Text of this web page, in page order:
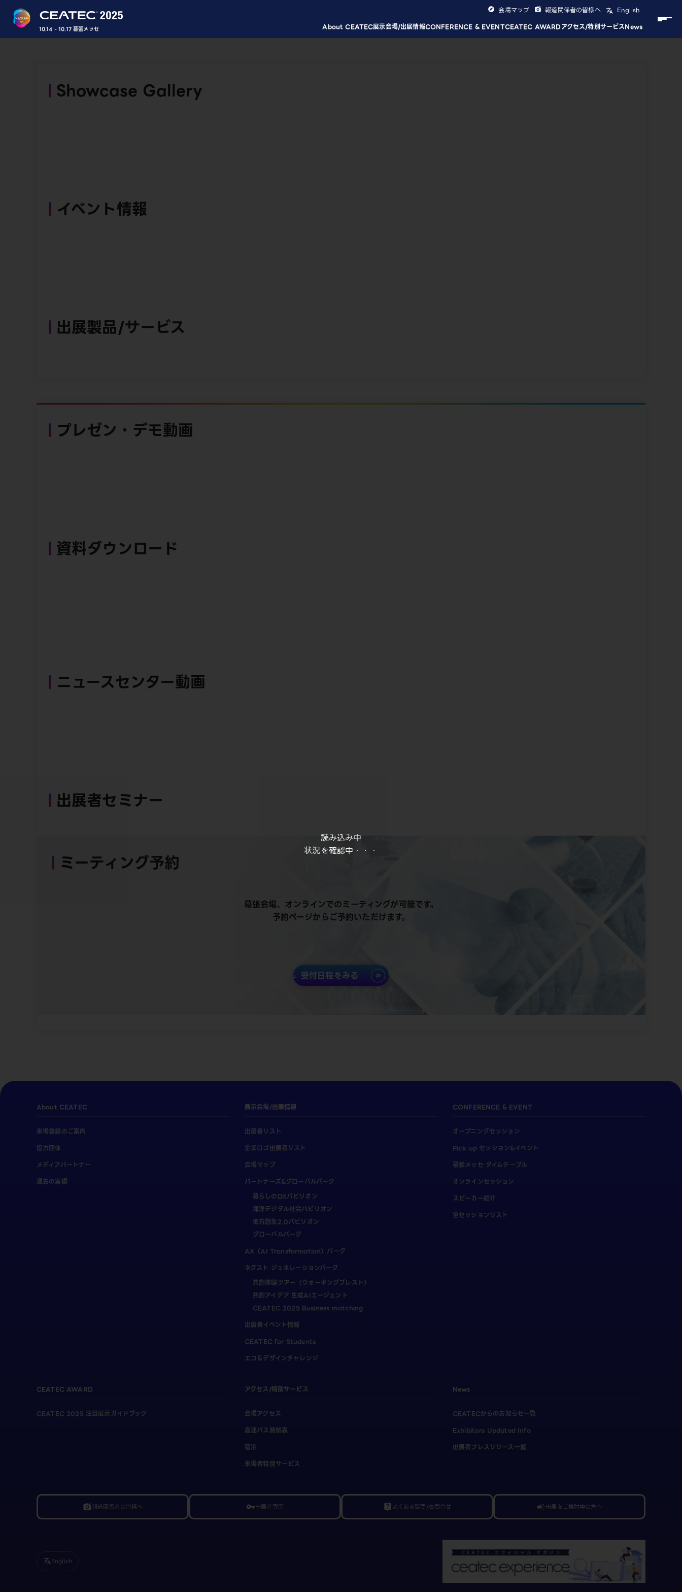
読み込み中
状況を確認中・・・
10.14 - 10.17 幕張メッセ About CEATEC展示会場/出展情報CONFERENCE & EVENTCEATEC AWARDアクセス/特別サービスNews
会場マップ 報道関係者の皆様へ English
Showcase Gallery
イベント情報
出展製品/サービス
プレゼン・デモ動画
資料ダウンロード
ニュースセンター動画
出展者セミナー
ミーティング予約
幕張会場、オンラインでのミーティングが可能です。
予約ページからご予約いただけます。
受付日程をみる
About CEATEC
来場登録のご案内
協力団体
メディアパートナー
過去の実績
展示会場/出展情報
出展者リスト
企業ロゴ出展者リスト
会場マップ
パートナーズ&グローバルパーク
暮らしのDXパビリオン
海洋デジタル社会パビリオン
地方創生2.0パビリオン
グローバルパーク
AX（AI Transformation）パーク
ネクスト ジェネレーションパーク
共創体験ツアー（ウォーキングブレスト）
共創アイデア 生成AIエージェント
CEATEC 2025 Business matching
出展者イベント情報
CEATEC for Students
エコ＆デザインチャレンジ
CONFERENCE & EVENT
オープニングセッション
Pick up セッション&イベント
幕張メッセ タイムテーブル
オンラインセッション
スピーカー紹介
全セッションリスト
CEATEC AWARD
CEATEC 2025 注目展示ガイドブック
アクセス/特別サービス
会場アクセス
高速バス時刻表
宿泊
来場者特別サービス
News
CEATECからのお知らせ一覧
Exhibitors Updated Info
出展者プレスリリース一覧
linked_camera報道関係者の皆様へ vpn_key出展者専用 live_help よくある質問/お問合せ campaign出展をご検討中の方へ
translateEnglish